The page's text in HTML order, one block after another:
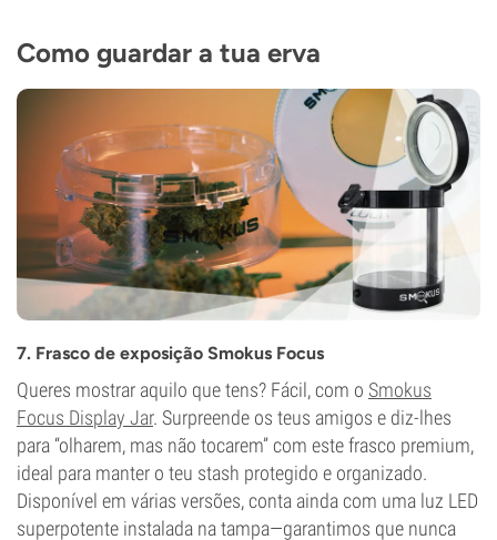
Como guardar a tua erva
7. Frasco de exposição Smokus Focus
Queres mostrar aquilo que tens? Fácil, com o Smokus
Focus Display Jar. Surpreende os teus amigos e diz-lhes
para “olharem, mas não tocarem” com este frasco premium,
ideal para manter o teu stash protegido e organizado.
Disponível em várias versões, conta ainda com uma luz LED
superpotente instalada na tampa—garantimos que nunca